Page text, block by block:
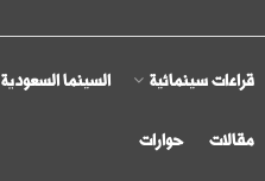
قراءات سينمائية السينما السعودية
مقالات حوارات